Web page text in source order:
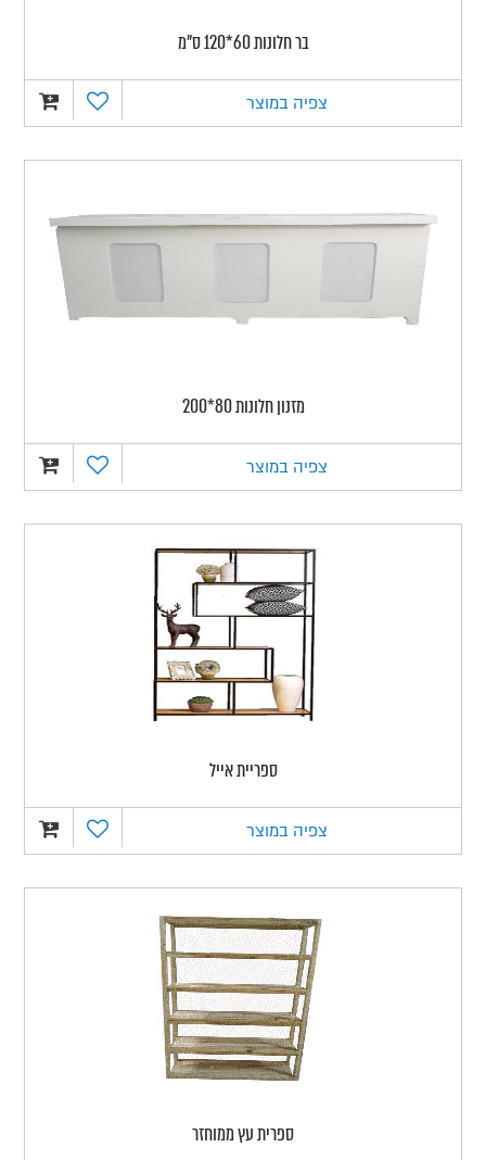
בר חלונות 60*120 ס"מ
צפיה במוצר
מזנון חלונות 80*200
צפיה במוצר
ספריית אייל
צפיה במוצר
ספרית עץ ממוחזר